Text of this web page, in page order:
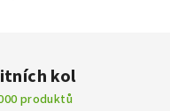
kol
produktů